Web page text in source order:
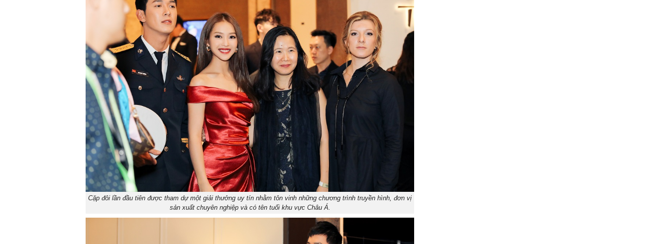
Cặp đôi lần đầu tiên được tham dự một giải thưởng uy tín nhằm tôn vinh những chương trình truyền hình, đơn vị
sản xuất chuyên nghiệp và có tên tuổi khu vực Châu Á.